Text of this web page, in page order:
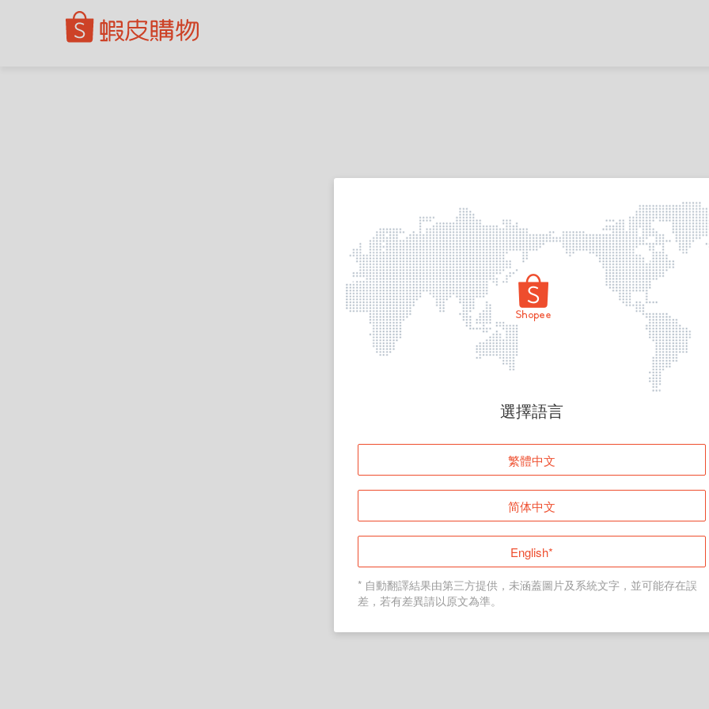
頁面無法顯示
登入
返回首頁
選擇語言
繁體中文
简体中文
English*
* 自動翻譯結果由第三方提供，未涵蓋圖片及系統文字，並可能存在誤
差，若有差異請以原文為準。